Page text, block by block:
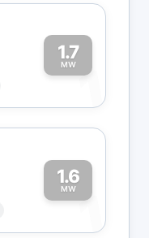
1.7
MW1
1.6
MW1